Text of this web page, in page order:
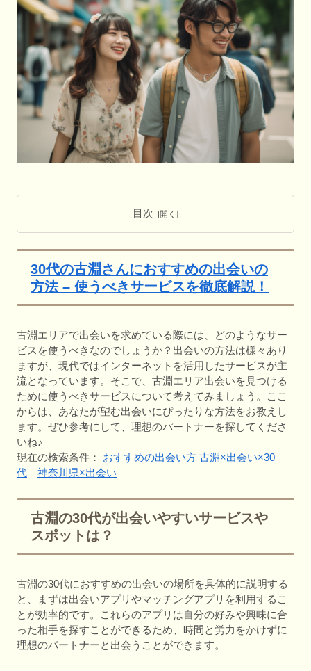
目次
30代の古淵さんにおすすめの出会いの
方法 – 使うべきサービスを徹底解説！
古淵エリアで出会いを求めている際には、どのようなサー
ビスを使うべきなのでしょうか？出会いの方法は様々あり
ますが、現代ではインターネットを活用したサービスが主
流となっています。そこで、古淵エリア出会いを見つける
ために使うべきサービスについて考えてみましょう。ここ
からは、あなたが望む出会いにぴったりな方法をお教えし
ます。ぜひ参考にして、理想のパートナーを探してくださ
いね♪
現在の検索条件： おすすめの出会い方 古淵×出会い×30
代
神奈川県×出会い
古淵の30代が出会いやすいサービスや
スポットは？
古淵の30代におすすめの出会いの場所を具体的に説明する
と、まずは出会いアプリやマッチングアプリを利用するこ
とが効率的です。これらのアプリは自分の好みや興味に合
った相手を探すことができるため、時間と労力をかけずに
理想のパートナーと出会うことができます。